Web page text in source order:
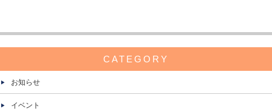
CATEGORY
お知らせ
イベント